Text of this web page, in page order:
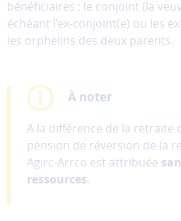
bénéficiaires : le conjoint (la
échéant l’ex-conjoint(e) ou les
les orphelins des deux parents.
À noter
A la différence de la retraite
pension de réversion de la
Agirc-Arrco est attribuée
ressources.